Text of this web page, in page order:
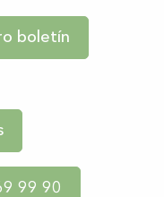
boletín
99 90